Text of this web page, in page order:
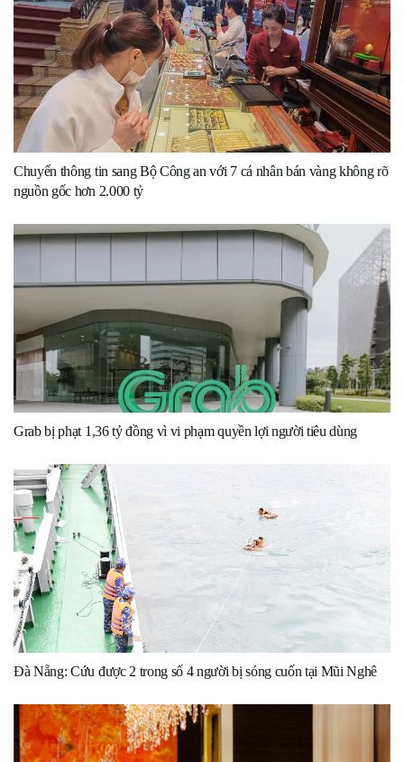
Chuyển thông tin sang Bộ Công an với 7 cá nhân bán vàng không rõ
nguồn gốc hơn 2.000 tỷ
Grab bị phạt 1,36 tỷ đồng vì vi phạm quyền lợi người tiêu dùng
Đà Nẵng: Cứu được 2 trong số 4 người bị sóng cuốn tại Mũi Nghê